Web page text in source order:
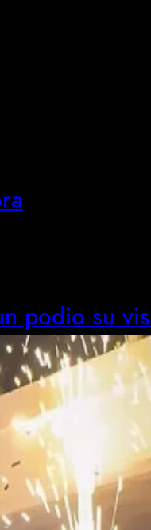
podio su